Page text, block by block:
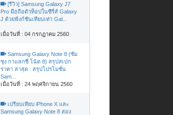
[รีวิว] Samsung Galaxy J7
Pro มือถือตัวท็อปในซีรี่ส์ Galaxy
J ด้วยฟังก์ชันเทียบเท่า Gal...
เมื่อวันที่ : 04 กรกฏาคม 2560
Samsung Galaxy Note 8 (ซัม
ซุง กาแลกซี่ โน้ต 8) สรุปสเปก
ราคา ล่าสุด : สรุปโปรโมชั่น
Sam...
เมื่อวันที่ : 24 พฤศจิกายน 2560
เปรียบเทียบ iPhone X และ
Samsung Galaxy Note 8 สอง